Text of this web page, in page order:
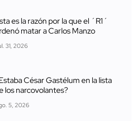
es la razón por la que el ´R1´
matar a Carlos Manzo
31, 2026
César Gastélum en la lista
los narcovolantes?
5, 2026